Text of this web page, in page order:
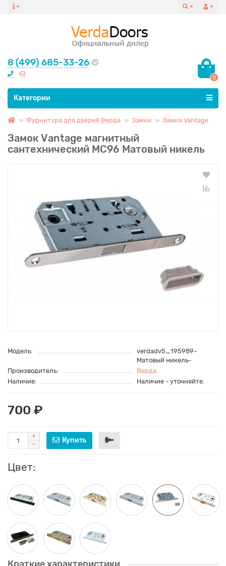
8 (499) 685-33-26
0
Все категории
Категории
Фурнитура для дверей Верда Замки Замки Vantage
Замок Vаntage магнитный
сантехнический MC96 Матовый никель
Модель:
verdadv5_195989-
Матовый никель-
Производитель:
Верда
Наличие:
Наличие - уточняйте.
700 ₽
Купить
Цвет: